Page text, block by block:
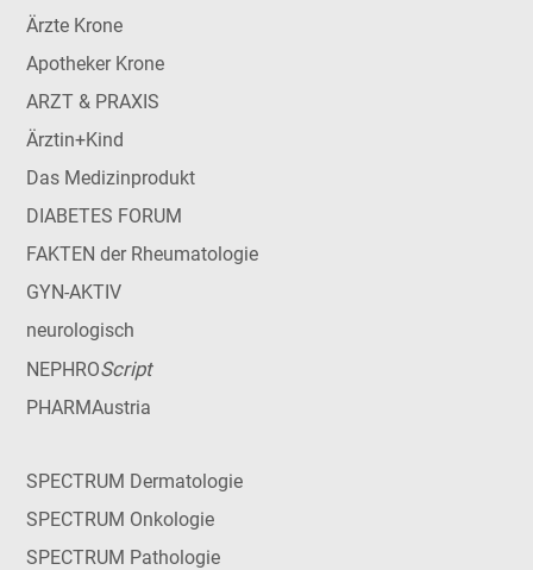
Ärzte Krone
Apotheker Krone
ARZT & PRAXIS
Ärztin+Kind
Das Medizinprodukt
DIABETES FORUM
FAKTEN der Rheumatologie
GYN-AKTIV
neurologisch
NEPHROScript
PHARMAustria
SPECTRUM Dermatologie
SPECTRUM Onkologie
SPECTRUM Pathologie